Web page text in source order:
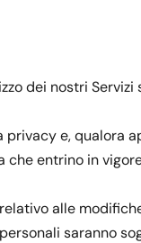
dei nostri
e,
entrino in
alle
saranno